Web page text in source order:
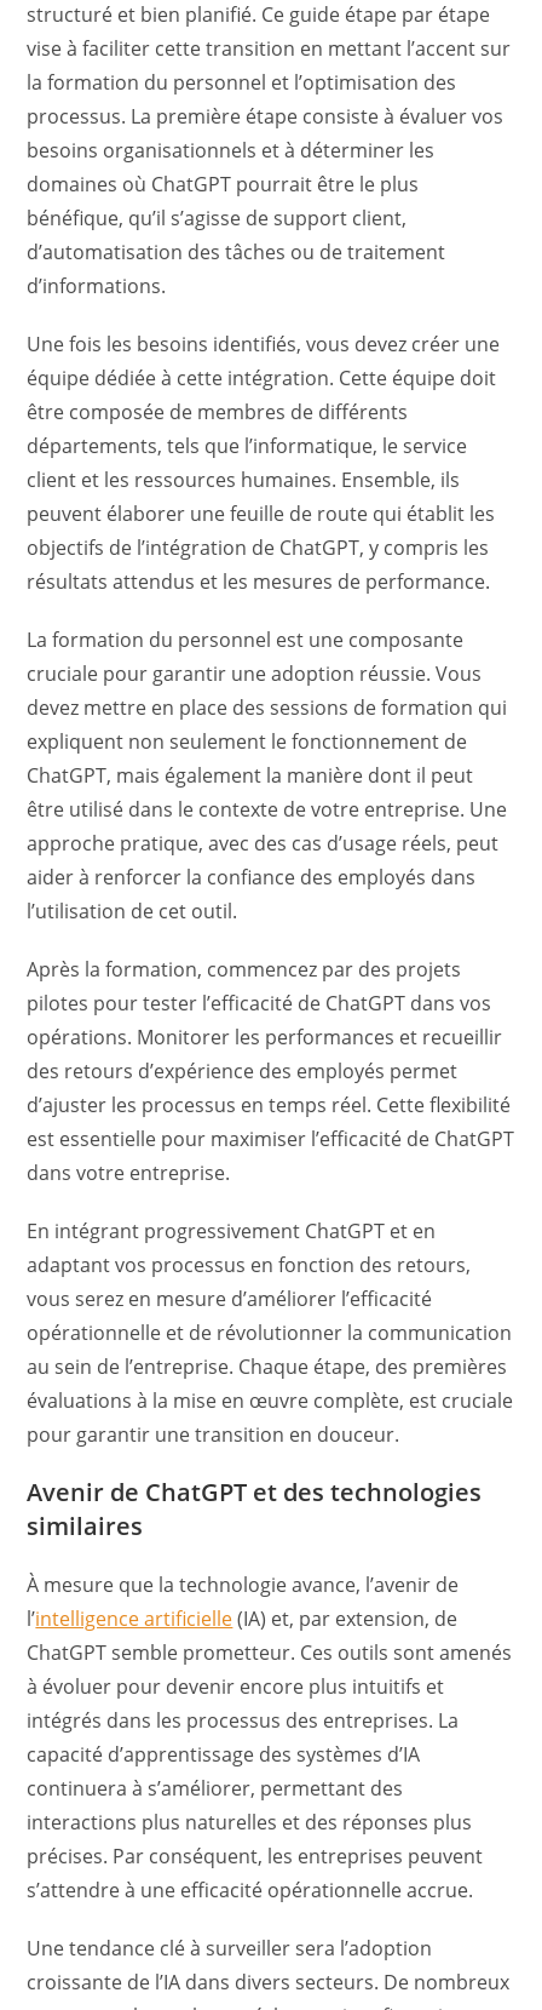
structuré et bien planifié. Ce guide étape par étape
vise à faciliter cette transition en mettant l’accent sur
la formation du personnel et l’optimisation des
processus. La première étape consiste à évaluer vos
besoins organisationnels et à déterminer les
domaines où ChatGPT pourrait être le plus
bénéfique, qu’il s’agisse de support client,
d’automatisation des tâches ou de traitement
d’informations.
Une fois les besoins identifiés, vous devez créer une
équipe dédiée à cette intégration. Cette équipe doit
être composée de membres de différents
départements, tels que l’informatique, le service
client et les ressources humaines. Ensemble, ils
peuvent élaborer une feuille de route qui établit les
objectifs de l’intégration de ChatGPT, y compris les
résultats attendus et les mesures de performance.
La formation du personnel est une composante
cruciale pour garantir une adoption réussie. Vous
devez mettre en place des sessions de formation qui
expliquent non seulement le fonctionnement de
ChatGPT, mais également la manière dont il peut
être utilisé dans le contexte de votre entreprise. Une
approche pratique, avec des cas d’usage réels, peut
aider à renforcer la confiance des employés dans
l’utilisation de cet outil.
Après la formation, commencez par des projets
pilotes pour tester l’efficacité de ChatGPT dans vos
opérations. Monitorer les performances et recueillir
des retours d’expérience des employés permet
d’ajuster les processus en temps réel. Cette flexibilité
est essentielle pour maximiser l’efficacité de ChatGPT
dans votre entreprise.
En intégrant progressivement ChatGPT et en
adaptant vos processus en fonction des retours,
vous serez en mesure d’améliorer l’efficacité
opérationnelle et de révolutionner la communication
au sein de l’entreprise. Chaque étape, des premières
évaluations à la mise en œuvre complète, est cruciale
pour garantir une transition en douceur.
Avenir de ChatGPT et des technologies
similaires
À mesure que la technologie avance, l’avenir de
l’intelligence artificielle(IA) et, par extension, de
ChatGPT semble prometteur. Ces outils sont amenés
à évoluer pour devenir encore plus intuitifs et
intégrés dans les processus des entreprises. La
capacité d’apprentissage des systèmes d’IA
continuera à s’améliorer, permettant des
interactions plus naturelles et des réponses plus
précises. Par conséquent, les entreprises peuvent
s’attendre à une efficacité opérationnelle accrue.
Une tendance clé à surveiller sera l’adoption
croissante de l’IA dans divers secteurs. De nombreux